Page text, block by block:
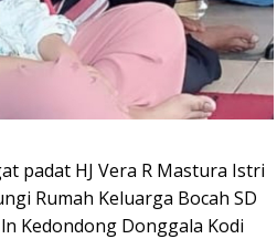
padat HJ Vera R Mastura Istri
Rumah Keluarga Bocah SD
Kedondong Donggala Kodi